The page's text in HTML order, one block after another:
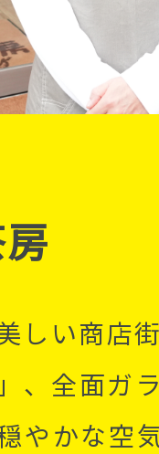
しい商店
、全面ガ
やかな空